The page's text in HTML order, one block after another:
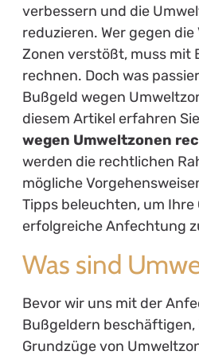
verbessern und die
reduzieren. Wer gegen
Zonen verstößt, muss mit
rechnen. Doch was
Bußgeld wegen
diesem Artikel erfahren
wegen Umweltzonen
werden die rechtlichen
mögliche
Tipps beleuchten, um
erfolgreiche Anfechtung
Was sind
Bevor wir uns mit der
Bußgeldern beschäftigen,
Grundzüge von